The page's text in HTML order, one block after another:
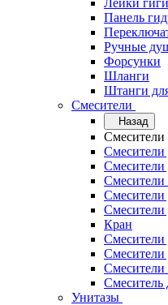
Лейки
Панель
Ручные
Форсунки
Шланги
Штанги
Смесители
Назад
Смесители
Смесители
Смесители
Смесители
Смесители
Кран
Смесители
Смесители
Смесители
Смеситель
Унитазы